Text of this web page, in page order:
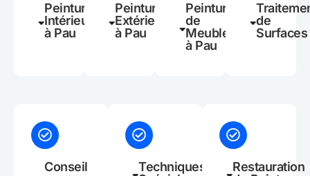
Peinture
Intérieure
à Pau
Peinture
Extérieure
à Pau
Peinture
de
Meubles
à Pau
de
Surfaces
Conseil
Techniques
Restauration